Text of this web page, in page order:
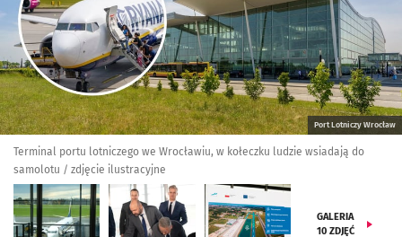
Port Lotniczy Wrocław
Terminal portu lotniczego we Wrocławiu, w kołeczku ludzie wsiadają do
samolotu / zdjęcie ilustracyjne
GALERIA
10 ZDJĘĆ